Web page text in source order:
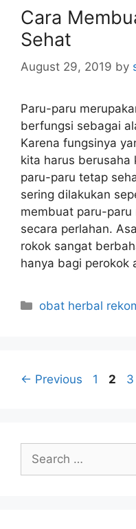
i
e
Cara
Sehat
August 29, 2019 by
Paru-paru
berfungsi sebagai
Karena fungsinya
kita harus berusaha
paru-paru tetap
sering dilakukan
membuat paru-paru
secara perlahan.
rokok sangat
hanya bagi perokok
C
g
e
s
obat herbal
← Previous
P
1
P
2
P
3